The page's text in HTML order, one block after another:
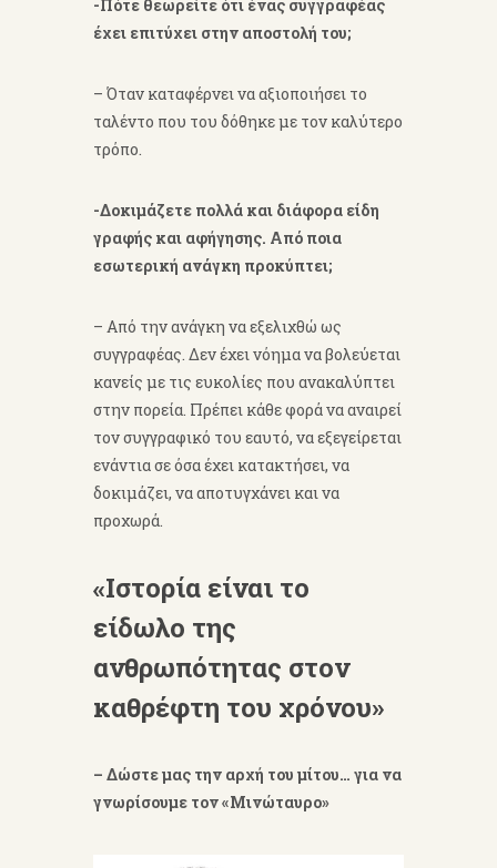
-Πότε θεωρείτε ότι ένας συγγραφέας
έχει επιτύχει στην αποστολή του;
– Όταν καταφέρνει να αξιοποιήσει το
ταλέντο που του δόθηκε με τον καλύτερο
τρόπο.
-Δοκιμάζετε πολλά και διάφορα είδη
γραφής και αφήγησης. Από ποια
εσωτερική ανάγκη προκύπτει;
– Από την ανάγκη να εξελιχθώ ως
συγγραφέας. Δεν έχει νόημα να βολεύεται
κανείς με τις ευκολίες που ανακαλύπτει
στην πορεία. Πρέπει κάθε φορά να αναιρεί
τον συγγραφικό του εαυτό, να εξεγείρεται
ενάντια σε όσα έχει κατακτήσει, να
δοκιμάζει, να αποτυγχάνει και να
προχωρά.
«Ιστορία είναι το
είδωλο της
ανθρωπότητας στον
καθρέφτη του χρόνου»
– Δώστε μας την αρχή του μίτου… για να
γνωρίσουμε τον «Μινώταυρο»